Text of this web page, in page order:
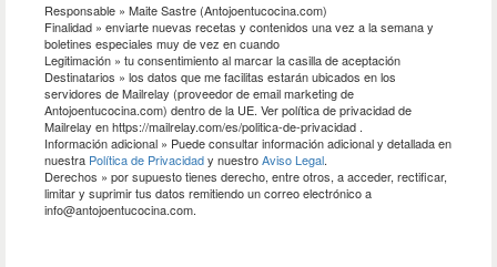
Responsable » Maite Sastre (Antojoentucocina.com)
Finalidad » enviarte nuevas recetas y contenidos una vez a la semana y
boletines especiales muy de vez en cuando
Legitimación » tu consentimiento al marcar la casilla de aceptación
Destinatarios » los datos que me facilitas estarán ubicados en los
servidores de Mailrelay (proveedor de email marketing de
Antojoentucocina.com) dentro de la UE. Ver política de privacidad de
Mailrelay en https://mailrelay.com/es/politica-de-privacidad .
Información adicional » Puede consultar información adicional y detallada en
nuestra Política de Privacidady nuestroAviso Legal.
Derechos » por supuesto tienes derecho, entre otros, a acceder, rectificar,
limitar y suprimir tus datos remitiendo un correo electrónico a
info@antojoentucocina.com.